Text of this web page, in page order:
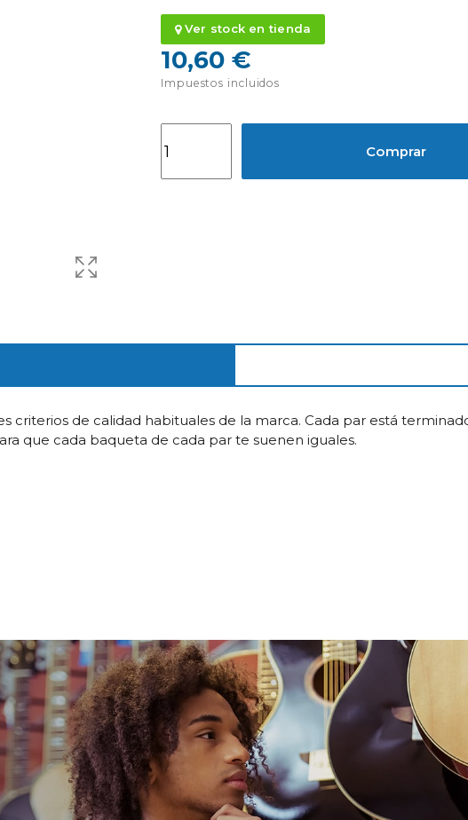
Ver stock en tienda
10,60 €
Impuestos incluidos
Comprar
criterios de calidad habituales de la marca. Cada par está
que cada baqueta de cada par te suenen iguales.